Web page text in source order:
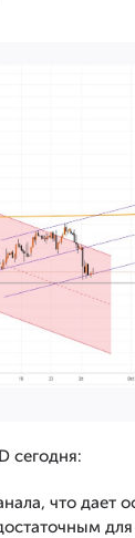
сегодня:
что дает
для